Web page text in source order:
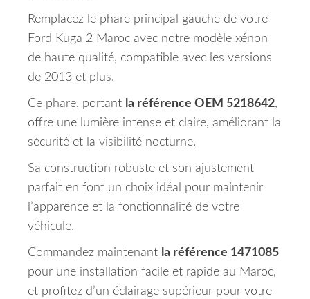
Remplacez le phare principal gauche de votre
Ford Kuga 2 Maroc avec notre modèle xénon
de haute qualité, compatible avec les versions
de 2013 et plus.
Ce phare, portant la référence OEM 5218642,
offre une lumière intense et claire, améliorant la
sécurité et la visibilité nocturne.
Sa construction robuste et son ajustement
parfait en font un choix idéal pour maintenir
l’apparence et la fonctionnalité de votre
véhicule.
Commandez maintenant la référence 1471085
pour une installation facile et rapide au Maroc,
et profitez d’un éclairage supérieur pour votre